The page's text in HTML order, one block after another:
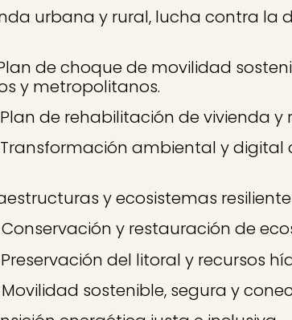
urbana y rural, lucha contra la
de choque de movilidad
y metropolitanos.
de rehabilitación de vivienda y
ambiental y
y ecosistemas
y restauración de
del litoral y recursos
sostenible, segura y